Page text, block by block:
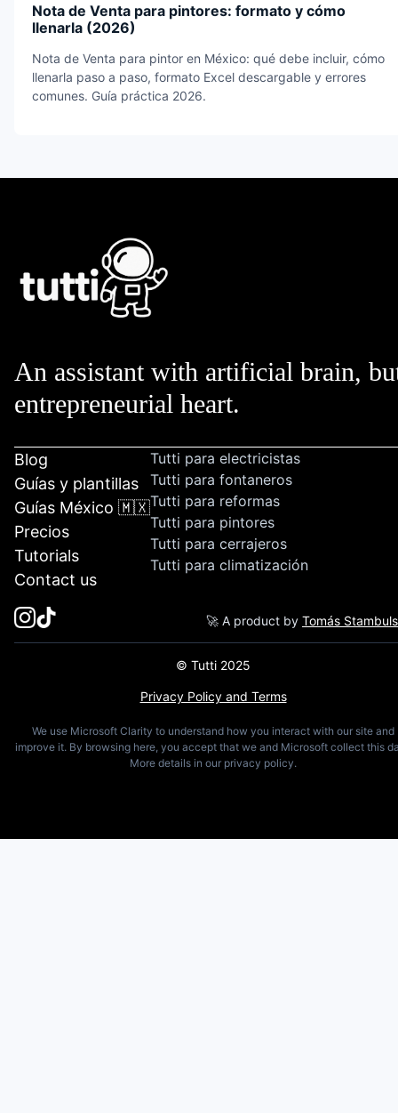
Nota de Venta para pintores: formato y cómo
llenarla (2026)
Nota de Venta para pintor en México: qué debe incluir, cómo
llenarla paso a paso, formato Excel descargable y errores
comunes. Guía práctica 2026.
An assistant with artificial brain,
entrepreneurial heart.
Blog
Guías y plantillas
Guías México 🇲🇽
Precios
Tutorials
Contact us
Tutti para electricistas
Tutti para fontaneros
Tutti para reformas
Tutti para pintores
Tutti para cerrajeros
Tutti para climatización
🚀 A product by Tomás
© Tutti 2025
Privacy Policy and Terms
We use Microsoft Clarity to understand how you interact with our site and
improve it. By browsing here, you accept that we and Microsoft collect this
More details in our privacy policy.